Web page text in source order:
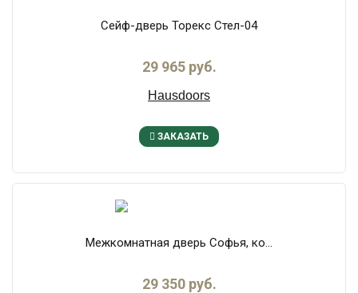
Сейф-дверь Торекс Стел-04
29 965 руб.
Hausdoors
ЗАКАЗАТЬ
Межкомнатная дверь Софья, ко...
29 350 руб.